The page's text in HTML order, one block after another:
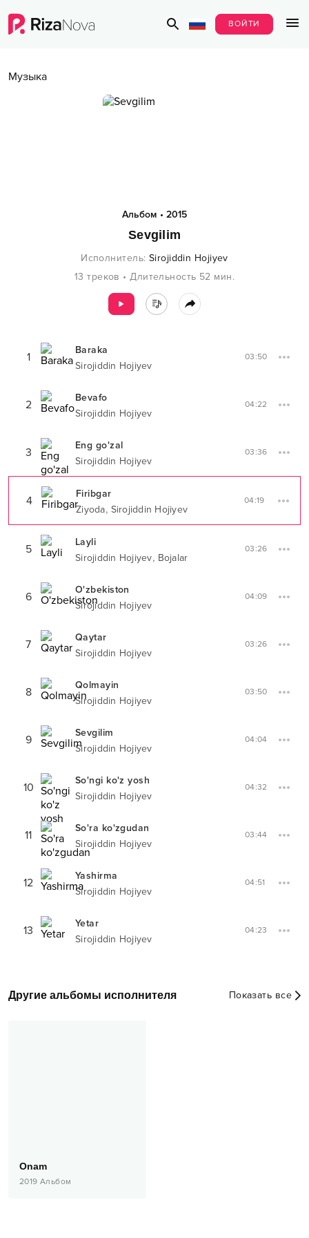
ВОЙТИ
Музыка
Альбом • 2015
Sevgilim
Исполнитель: Sirojiddin Hojiyev
13 треков •Длительность 52 мин.
1
Baraka
Sirojiddin Hojiyev
03:50
2
Bevafo
Sirojiddin Hojiyev
04:22
3
Eng go'zal
Sirojiddin Hojiyev
03:36
4
Firibgar
Ziyoda, Sirojiddin Hojiyev
04:19
5
Layli
Sirojiddin Hojiyev, Bojalar
03:26
6
O'zbekiston
Sirojiddin Hojiyev
04:09
7
Qaytar
Sirojiddin Hojiyev
03:26
8
Qolmayin
Sirojiddin Hojiyev
03:50
9
Sevgilim
Sirojiddin Hojiyev
04:04
10
So'ngi ko'z yosh
Sirojiddin Hojiyev
04:32
11
So'ra ko'zgudan
Sirojiddin Hojiyev
03:44
12
Yashirma
Sirojiddin Hojiyev
04:51
13
Yetar
Sirojiddin Hojiyev
04:23
Другие альбомы исполнителя Показать все
Onam
2019 Альбом